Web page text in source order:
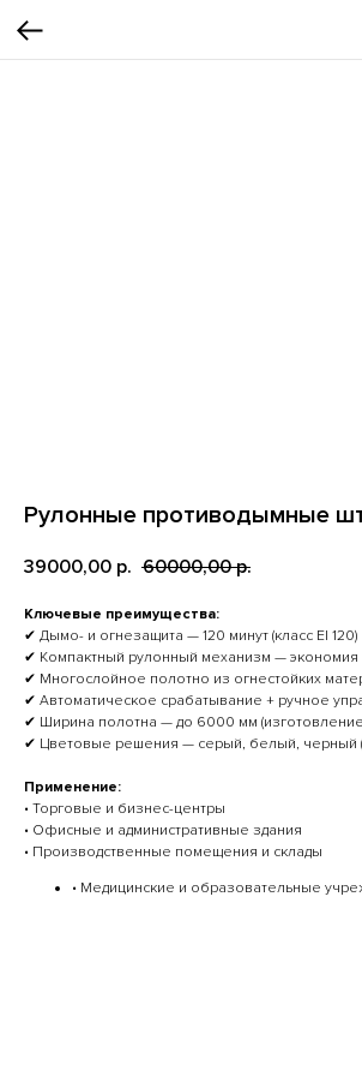
Рулонные противодымные
39000,00 р. 60000,00 р.
Ключевые преимущества:
✔ Дымо- и огнезащита — 120 минут (класс EI 120)
✔ Компактный рулонный механизм — экономия
✔ Многослойное полотно из огнестойких
✔ Автоматическое срабатывание + ручное
✔ Ширина полотна — до 6000 мм
✔ Цветовые решения — серый, белый, черный
Применение:
• Торговые и бизнес-центры
• Офисные и административные здания
• Производственные помещения и склады
• Медицинские и образовательные